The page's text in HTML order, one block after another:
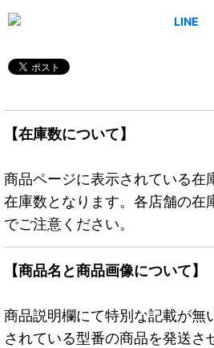
【在庫数について】
商品ページに表示されている在
在庫数となります。各店舗の在
でご注意ください。
【商品名と商品画像について】
商品説明欄にて特別な記載が無
されている型番の商品を発送さ